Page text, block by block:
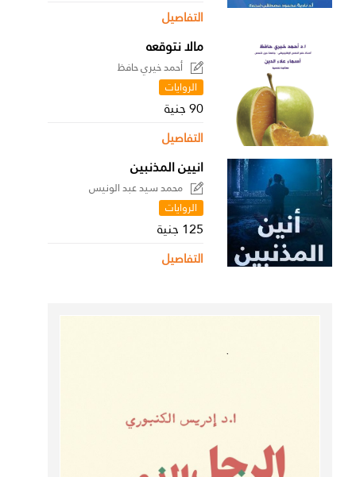
التفاصيل
مالا نتوقعه
أحمد خيري حافظ
الروايات
90 جنية
التفاصيل
انيين المذنبين
محمد سيد عبد الونيس
الروايات
125 جنية
التفاصيل